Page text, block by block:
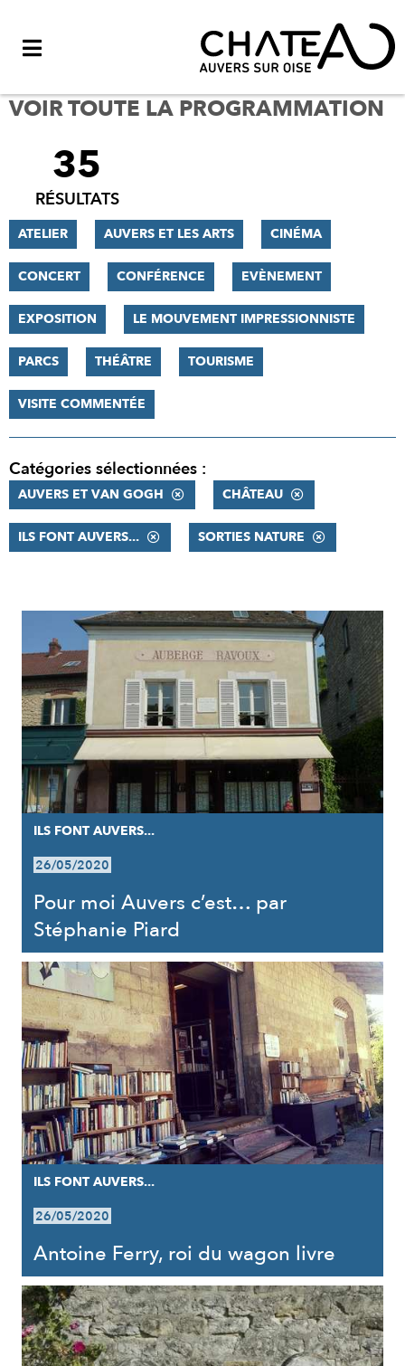
VOIR TOUTE LA PROGRAMMATION
FILTRER
RÉSULTATS
35
RÉSULTATS
ATELIER AUVERS ET LES ARTS CINÉMA
CONCERT CONFÉRENCE EVÈNEMENT
EXPOSITION LE MOUVEMENT IMPRESSIONNISTE
PARCS THÉÂTRE TOURISME
VISITE COMMENTÉE
Catégories sélectionnées :
AUVERS ET VAN GOGH CHÂTEAU
ILS FONT AUVERS... SORTIES NATURE
RÉSULTATS
ILS FONT AUVERS...
26/05/2020
Pour moi Auvers c’est… par
Stéphanie Piard
ILS FONT AUVERS...
26/05/2020
Antoine Ferry, roi du wagon livre